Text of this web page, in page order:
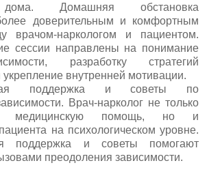
Домашняя обстановка
доверительным и комфортным
врачом-наркологом и пациентом.
сессии направлены на понимание
разработку стратегий
внутренней мотивации.
поддержка и советы по
Врач-нарколог не только
медицинскую помощь, но и
на психологическом уровне.
поддержка и советы помогают
преодоления зависимости.